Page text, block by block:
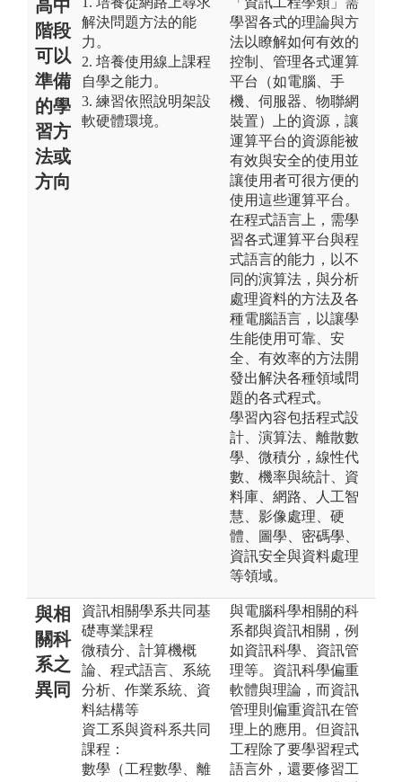
高中
階段
可以
準備
的學
習方
法或
方向
解決問題方法的能
力。
2. 培養使用線上課程
自學之能力。
3. 練習依照說明架設
軟硬體環境。
學習各式的理論與方
法以瞭解如何有效的
控制、管理各式運算
平台（如電腦、手
機、伺服器、物聯網
裝置）上的資源，讓
運算平台的資源能被
有效與安全的使用並
讓使用者可很方便的
使用這些運算平台。
在程式語言上，需學
習各式運算平台與程
式語言的能力，以不
同的演算法，與分析
處理資料的方法及各
種電腦語言，以讓學
生能使用可靠、安
全、有效率的方法開
發出解決各種領域問
題的各式程式。
學習內容包括程式設
計、演算法、離散數
學、微積分，線性代
數、機率與統計、資
料庫、網路、人工智
慧、影像處理、硬
體、圖學、密碼學、
資訊安全與資料處理
等領域。
與相
關科
系之
異同
資訊相關學系共同基
礎專業課程
微積分、計算機概
論、程式語言、系統
分析、作業系統、資
料結構等
資工系與資科系共同
課程：
數學（工程數學、離
與電腦科學相關的科
系都與資訊相關，例
如資訊科學、資訊管
理等。資訊科學偏重
軟體與理論，而資訊
管理則偏重資訊在管
理上的應用。但資訊
工程除了要學習程式
語言外，還要修習工